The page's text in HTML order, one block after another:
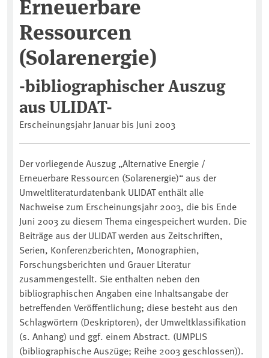
Ressourcen
(Solarenergie)
-bibliographischer Auszug
aus ULIDAT-
Erscheinungsjahr Januar bis Juni 2003
Der vorliegende Auszug „Alternative Energie /
Erneuerbare Ressourcen (Solarenergie)“ aus der
Umweltliteraturdatenbank ULIDAT enthält alle
Nachweise zum Erscheinungsjahr 2003, die bis Ende
Juni 2003 zu diesem Thema eingespeichert wurden. Die
Beiträge aus der ULIDAT werden aus Zeitschriften,
Serien, Konferenzberichten, Monographien,
Forschungsberichten und Grauer Literatur
zusammengestellt. Sie enthalten neben den
bibliographischen Angaben eine Inhaltsangabe der
betreffenden Veröffentlichung; diese besteht aus den
Schlagwörtern (Deskriptoren), der Umweltklassifikation
(s. Anhang) und ggf. einem Abstract. (UMPLIS
(bibliographische Auszüge; Reihe 2003 geschlossen)).